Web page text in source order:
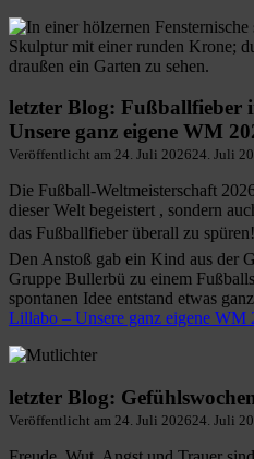
letzter Blog:
Unsere ganz eigene WM
Veröffentlicht am 24. Juli 202624. Juli
Die Fußball-Weltmeisterschaft
dieser Welt begeistert , sondern
das Fußballfieber überall zu
Den Anstoß gab ein Kind aus der
Gruppe Bullerbü zu einem
spontanen Idee entstand etwas
Lillabo – Unsere ganz eigene WM
letzter Blog:
Veröffentlicht am 24. Juli 202624. Juli